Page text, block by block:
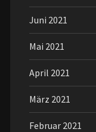
Juni 2021
Mai 2021
April 2021
März 2021
Februar 2021